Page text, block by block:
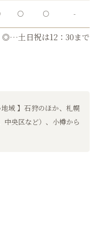
○ ○ -
◎…土日祝は12：30まで
域 】石狩のほか、札幌
中央区など）、小樽から